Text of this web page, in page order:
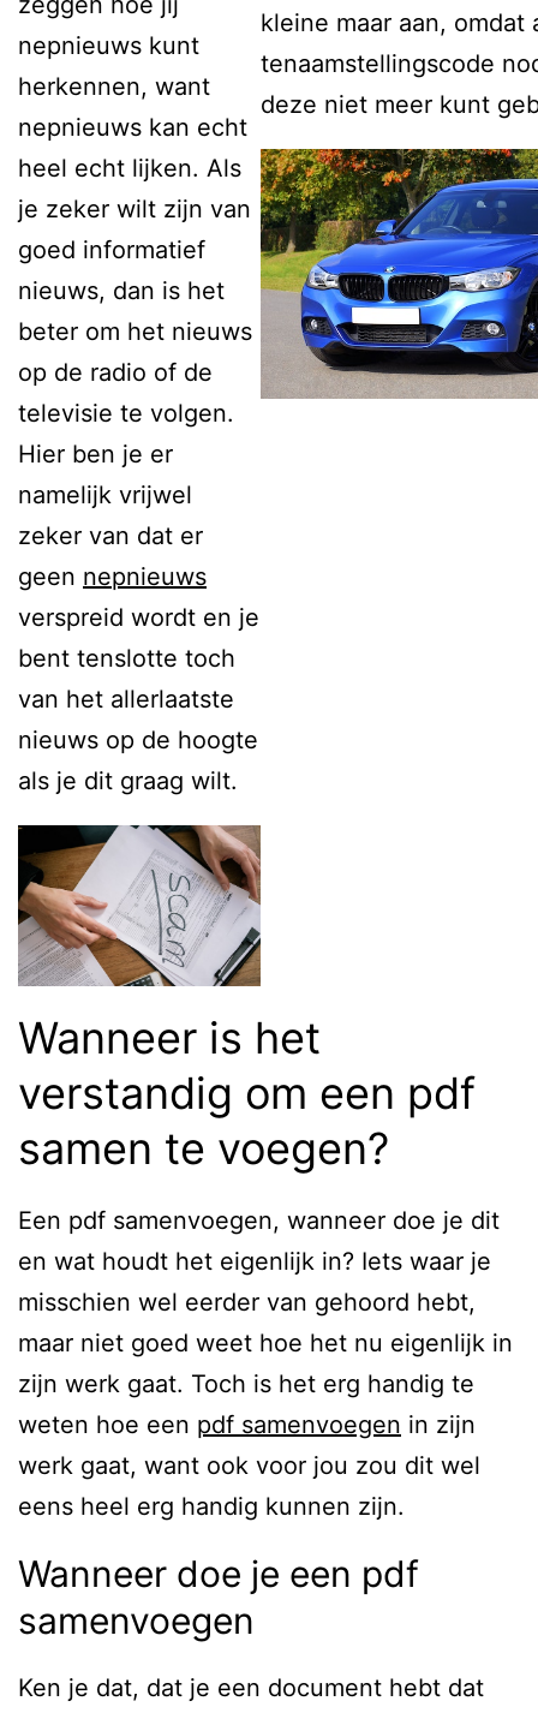
nepnieuws kunt
herkennen, want
nepnieuws kan echt
heel echt lijken. Als
je zeker wilt zijn van
goed informatief
nieuws, dan is het
beter om het nieuws
op de radio of de
televisie te volgen.
Hier ben je er
namelijk vrijwel
zeker van dat er
geen nepnieuws
verspreid wordt en je
bent tenslotte toch
van het allerlaatste
nieuws op de hoogte
als je dit graag wilt.
kleine maar aan, omdat
tenaamstellingscode
deze niet meer kunt
Wanneer is het
verstandig om een pdf
samen te voegen?
Een pdf samenvoegen, wanneer doe je dit
en wat houdt het eigenlijk in? Iets waar je
misschien wel eerder van gehoord hebt,
maar niet goed weet hoe het nu eigenlijk in
zijn werk gaat. Toch is het erg handig te
weten hoe een pdf samenvoegen in zijn
werk gaat, want ook voor jou zou dit wel
eens heel erg handig kunnen zijn.
Wanneer doe je een pdf
samenvoegen
Ken je dat, dat je een document hebt dat